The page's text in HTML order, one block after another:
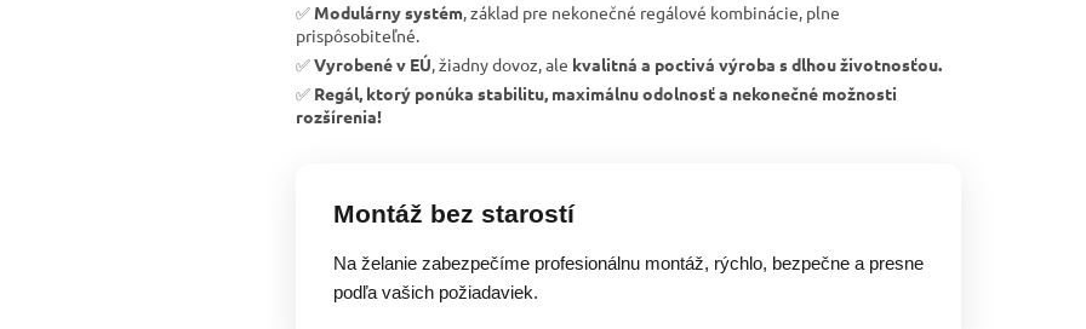
✅ Modulárny systém, základ pre nekonečné regálové kombinácie, plne
prispôsobiteľné.
✅Vyrobené v EÚ, žiadny dovoz, ale kvalitná a poctivá výroba s dlhou životnosťou.
✅ Regál, ktorý ponúka stabilitu, maximálnu odolnosť a nekonečné možnosti
rozšírenia!
Montáž bez starostí
Na želanie zabezpečíme profesionálnu montáž, rýchlo, bezpečne a presne
podľa vašich požiadaviek.